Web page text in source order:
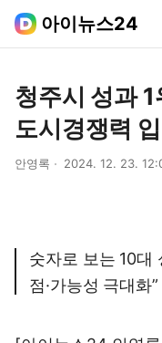
아이뉴스24
청주시 성과 1
도시경쟁력
안영록 2024. 12. 23.
숫자로 보는 10대
점·가능성 극대화”